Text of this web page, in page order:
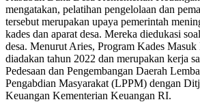
mengatakan, pelatihan pengelolaan dan
tersebut merupakan upaya pemerintah
kades dan aparat desa. Mereka diedukasi
desa. Menurut Aries, Program Kades
diadakan tahun 2022 dan merupakan kerja
Pedesaan dan Pengembangan Daerah
Pengabdian Masyarakat (LPPM) dengan
Keuangan Kementerian Keuangan RI.